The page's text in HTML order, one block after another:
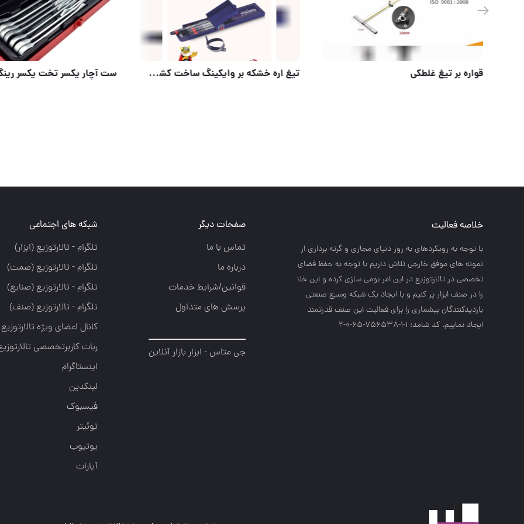
قواره بر تیغ غلطکی
خلاصه فعالیت
با توجه به رويكردهاي به روز دنياي مجازي و گرته برداري از
نمونه هاي موفق خارجي تلاش داريم با توجه به حفظ فضاي
تخصصي در تالارتوزيع در اين امر بومي سازي كرده و اين خلا
را در صنف ابزار پر كنيم و با ايجاد يك شبكه وسيع صنعتي
بازديدكنندگان بيشماري را براي فعاليت اين صنف قدرتمند
ايجاد نماييم. کد شامد: 1-1-756538-65-0-2
صفحات دیگر
تماس با ما
درباره ما
قوانین/شرایط خدمات
پرسش های متداول
جی متاس - ابزار بازار آنلاین
شبکه های اجتماعی
تلگرام - تالارتوزيع (ابزار)
تلگرام - تالارتوزيع (صمت)
تلگرام - تالارتوزيع (صنايع)
تلگرام - تالارتوزیع (صنف)
کانال اعضای ویژه تالارتوزیع
ربات کاربرتخصصی
اینستاگرام
لینکدین
فیسبوک
توئیتر
یوتیوب
آپارات